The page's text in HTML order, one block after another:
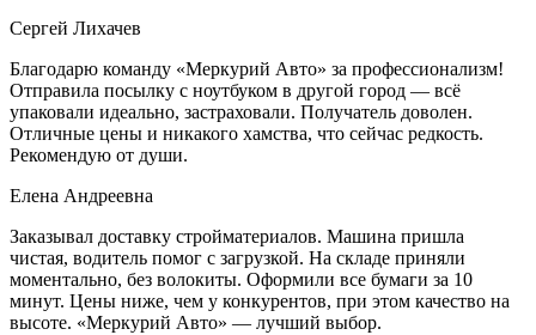
Сергей Лихачев
Благодарю команду «Меркурий Авто» за профессионализм!
Отправила посылку с ноутбуком в другой город — всё
упаковали идеально, застраховали. Получатель доволен.
Отличные цены и никакого хамства, что сейчас редкость.
Рекомендую от души.
Елена Андреевна
Заказывал доставку стройматериалов. Машина пришла
чистая, водитель помог с загрузкой. На складе приняли
моментально, без волокиты. Оформили все бумаги за 10
минут. Цены ниже, чем у конкурентов, при этом качество на
высоте. «Меркурий Авто» — лучший выбор.